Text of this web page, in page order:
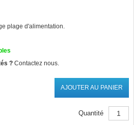
plage d'alimentation.
?Contactez nous.
AJOUTER AU PANIER
Quantité